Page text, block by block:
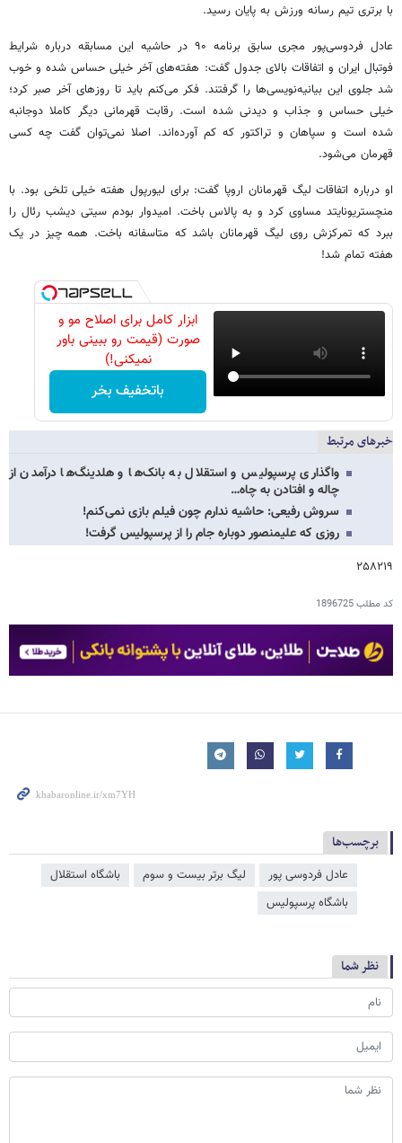
با برتری تیم رسانه ورزش به پایان رسید.
عادل فردوسی‌پور مجری سابق برنامه ۹۰ در حاشیه این مسابقه درباره شرایط
فوتبال ایران و اتفاقات بالای جدول گفت: هفته‌های آخر خیلی حساس شده و خوب
شد جلوی این بیانیه‌نویسی‌ها را گرفتند. فکر می‌کنم باید تا روزهای آخر صبر کرد؛
خیلی حساس و جذاب و دیدنی شده است. رقابت قهرمانی دیگر کاملا دوجانبه
شده است و سپاهان و تراکتور که کم آورده‌اند. اصلا نمی‌توان گفت چه کسی
قهرمان می‌شود.
او درباره اتفاقات لیگ قهرمانان اروپا گفت: برای لیورپول هفته خیلی تلخی بود. با
منچستریونایتد مساوی کرد و به پالاس باخت. امیدوار بودم سیتی دیشب رئال را
ببرد که تمرکزش روی لیگ قهرمانان باشد که متاسفانه باخت. همه چیز در یک
هفته تمام شد!
ابزار کامل برای اصلاح مو و
صورت (قیمت رو ببینی باور
نمیکنی!)
باتخفیف بخر
خبرهای مرتبط
واگذاری پرسپولیس و استقلال به بانک‌ها و هلدینگ‌ها درآمدن از
چاله و افتادن به چاه…
سروش رفیعی: حاشیه ندارم چون فیلم بازی نمی‌کنم!
روزی که علیمنصور دوباره جام را از پرسپولیس گرفت!
۲۵۸۲۱۹
کد مطلب1896725
برچسب‌ها
عادل فردوسی‌ پور لیگ برتر بیست و سوم
باشگاه استقلال
باشگاه پرسپولیس
نظر شما